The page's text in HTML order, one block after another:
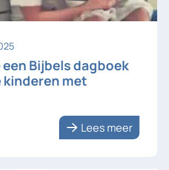
een Bijbels dagboek
met
Lees meer